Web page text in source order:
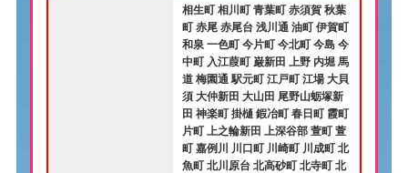
相生町 相川町 青葉町 赤須賀 秋葉
町 赤尾 赤尾台 浅川通 油町 伊賀町
和泉 一色町 今片町 今北町 今島 今
中町 入江葭町 巌新田 上野 内堀 馬
道 梅園通 駅元町 江戸町 江場 大貝
須 大仲新田 大山田 尾野山蛎塚新
田 神楽町 掛樋 鍜冶町 春日町 霞町
片町 上之輪新田 上深谷部 萱町 萱
町 嘉例川 川口町 川崎町 川成町 北
魚町 北川原台 北高砂町 北寺町 北